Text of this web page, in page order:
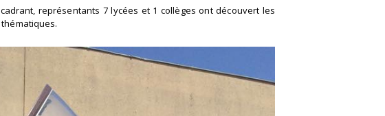
représentants 7 lycées et 1 collèges ont découvert les